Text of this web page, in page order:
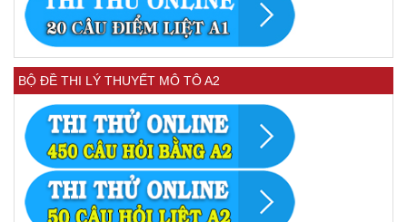
BỘ ĐỀ THI LÝ THUYẾT MÔ TÔ A2